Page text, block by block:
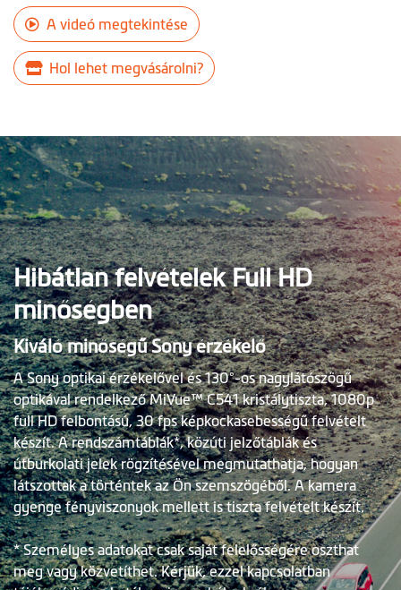
A videó megtekintése
Hol lehet megvásárolni?
Hibátlan felvételek Full HD
minőségben
Kiváló minőségű Sony érzékelő
A Sony optikai érzékelővel és 130°-os nagylátószögű
optikával rendelkező MiVue™ C541 kristálytiszta, 1080p
full HD felbontású, 30 fps képkockasebességű felvételt
készít. A rendszámtáblák*, közúti jelzőtáblák és
útburkolati jelek rögzítésével megmutathatja, hogyan
látszottak a történtek az Ön szemszögéből. A kamera
gyenge fényviszonyok mellett is tiszta felvételt készít.
* Személyes adatokat csak saját felelősségére oszthat
meg vagy közvetíthet. Kérjük, ezzel kapcsolatban